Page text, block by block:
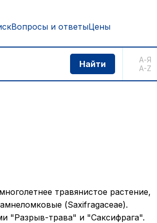
Вопросы и ответыЦены
А-Я
A-Z
травянистое растение,
(Saxifragaceae).
"Разрыв-трава" и "Саксифрага".